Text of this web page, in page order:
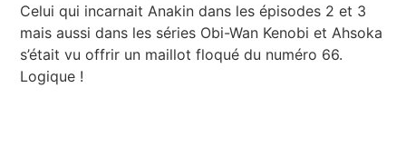
Celui qui incarnait Anakin dans les épisodes 2 et 3
mais aussi dans les séries Obi-Wan Kenobi et Ahsoka
s’était vu offrir un maillot floqué du numéro 66.
Logique !